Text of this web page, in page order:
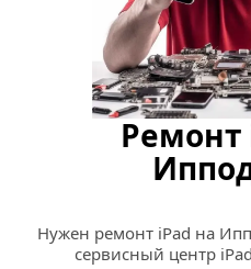
Ремонт
Нужен ремонт iPad на
сервисный центр